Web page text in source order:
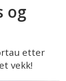
og
etter
vekk!